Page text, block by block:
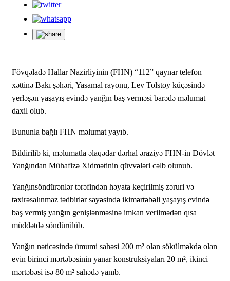
Fövqəladə Hallar Nazirliyinin (FHN) “112” qaynar telefon
xəttinə Bakı şəhəri, Yasamal rayonu, Lev Tolstoy küçəsində
yerləşən yaşayış evində yanğın baş verməsi barədə məlumat
daxil olub.
Bununla bağlı FHN məlumat yayıb.
Bildirilib ki, məlumatla əlaqədar dərhal əraziyə FHN-in Dövlət
Yanğından Mühafizə Xidmətinin qüvvələri cəlb olunub.
Yanğınsöndürənlər tərəfindən həyata keçirilmiş zəruri və
təxirəsalınmaz tədbirlər sayəsində ikimərtəbəli yaşayış evində
baş vermiş yanğın genişlənməsinə imkan verilmədən qısa
müddətdə söndürülüb.
Yanğın nəticəsində ümumi sahəsi 200 m² olan sökülməkdə olan
evin birinci mərtəbəsinin yanar konstruksiyaları 20 m², ikinci
mərtəbəsi isə 80 m² sahədə yanıb.